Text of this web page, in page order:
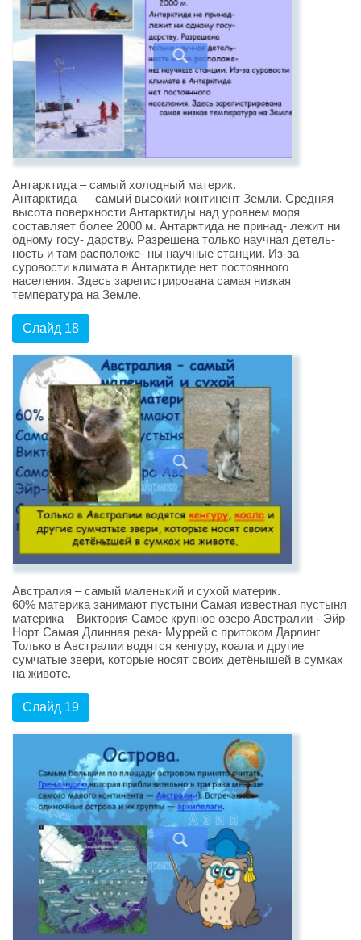
Антарктида – самый холодный материк.
Антарктида — самый высокий континент Земли. Средняя
высота поверхности Антарктиды над уровнем моря
составляет более 2000 м. Антарктида не принад- лежит ни
одному госу- дарству. Разрешена только научная детель-
ность и там расположе- ны научные станции. Из-за
суровости климата в Антарктиде нет постоянного
населения. Здесь зарегистрирована самая низкая
температура на Земле.
Слайд 18
Австралия – самый маленький и сухой материк.
60% материка занимают пустыни Самая известная пустыня
материка – Виктория Самое крупное озеро Австралии - Эйр-
Норт Самая Длинная река- Муррей с притоком Дарлинг
Только в Австралии водятся кенгуру, коала и другие
сумчатые звери, которые носят своих детёнышей в сумках
на животе.
Слайд 19